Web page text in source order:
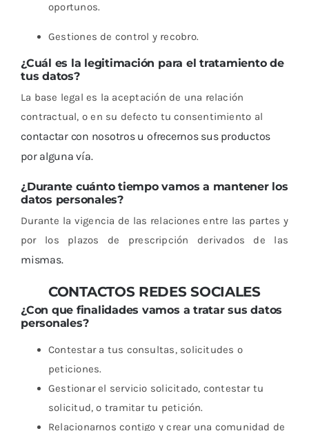
oportunos.
Gestiones de control y recobro.
¿Cuál es la legitimación para el tratamiento de
tus datos?
La base legal es la aceptación de una relación
contractual, o en su defecto tu consentimiento al
contactar con nosotros u ofrecernos sus productos
por alguna vía.
¿Durante cuánto tiempo vamos a mantener los
datos personales?
Durante la vigencia de las relaciones entre las partes y
por los plazos de prescripción derivados de las
mismas.
CONTACTOS REDES SOCIALES
¿Con que finalidades vamos a tratar sus datos
personales?
Contestar a tus consultas, solicitudes o
peticiones.
Gestionar el servicio solicitado, contestar tu
solicitud, o tramitar tu petición.
Relacionarnos contigo y crear una comunidad de